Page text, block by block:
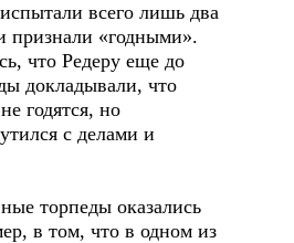
всего лишь два
признали «годными».
что Редеру еще до
докладывали, что
годятся, но
с делами и
торпеды оказались
в том, что в одном из